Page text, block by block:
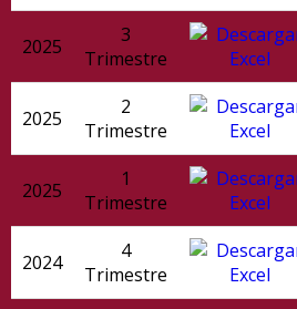
2025
3
Trimestre
2025
2
Trimestre
2025
1
Trimestre
2024
4
Trimestre